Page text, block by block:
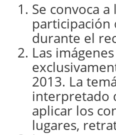
Se convoca
participación
durante el
Las
2013. La
interpretado
aplicar los
lugares,